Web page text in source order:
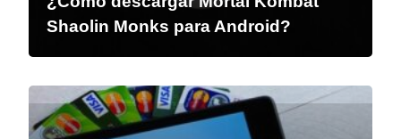
Shaolin Monks para Android?